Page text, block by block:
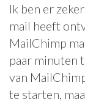
Ik ben er
mail heeft
MailChimp
paar minuten
van
te starten,